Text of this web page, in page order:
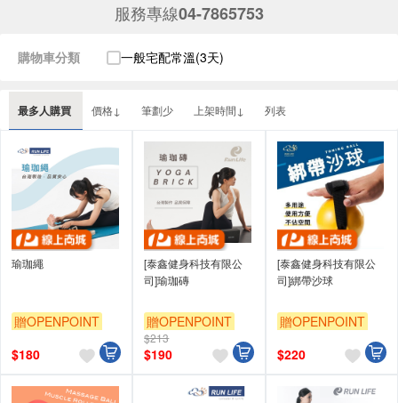
服務專線04-7865753
最多人購買 價格↓ 筆劃少 上架時間↓ 列表
購物車分類 一般宅配常溫(3天)
瑜珈繩
贈OPENPOINT
$180
[泰鑫健身科技有限公
司]瑜珈磚
贈OPENPOINT
$213
$190
[泰鑫健身科技有限公
司]綁帶沙球
贈OPENPOINT
$220